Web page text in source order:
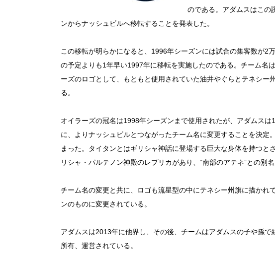
のである。アダムスはこの
ンからナッシュビルへ移転することを発表した。
この移転が明らかになると、1996年シーズンには試合の集客数が2
の予定よりも1年早い1997年に移転を実施したのである。チーム名
ーズのロゴとして、もともと使用されていた油井やぐらとテネシー
る。
オイラーズの冠名は1998年シーズンまで使用されたが、アダムス
に、よりナッシュビルとつながったチーム名に変更することを決
まった。タイタンとはギリシャ神話に登場する巨大な身体を持つ
リシャ・パルテノン神殿のレプリカがあり、“南部のアテネ”との別
チーム名の変更と共に、ロゴも流星型の中にテネシー州旗に描かれ
ンのものに変更されている。
アダムスは2013年に他界し、その後、チームはアダムスの子や孫
所有、運営されている。